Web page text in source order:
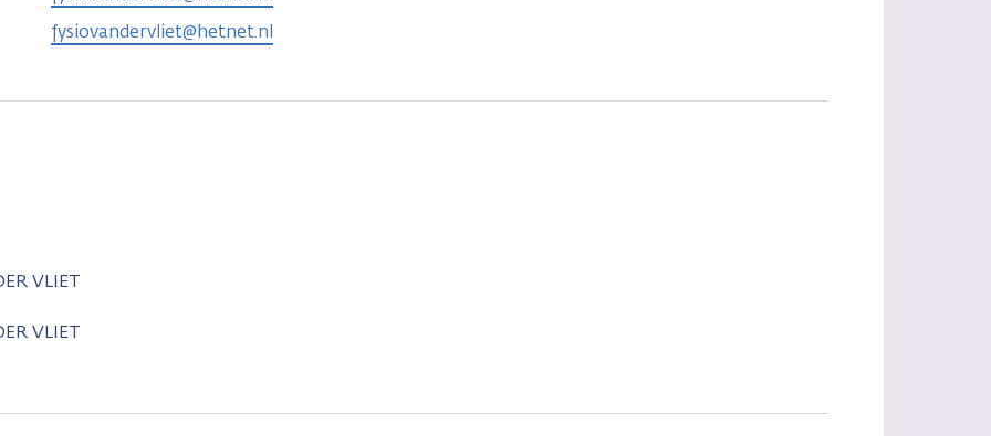
fysiovandervliet@hetnet.nl
VLIET
VLIET